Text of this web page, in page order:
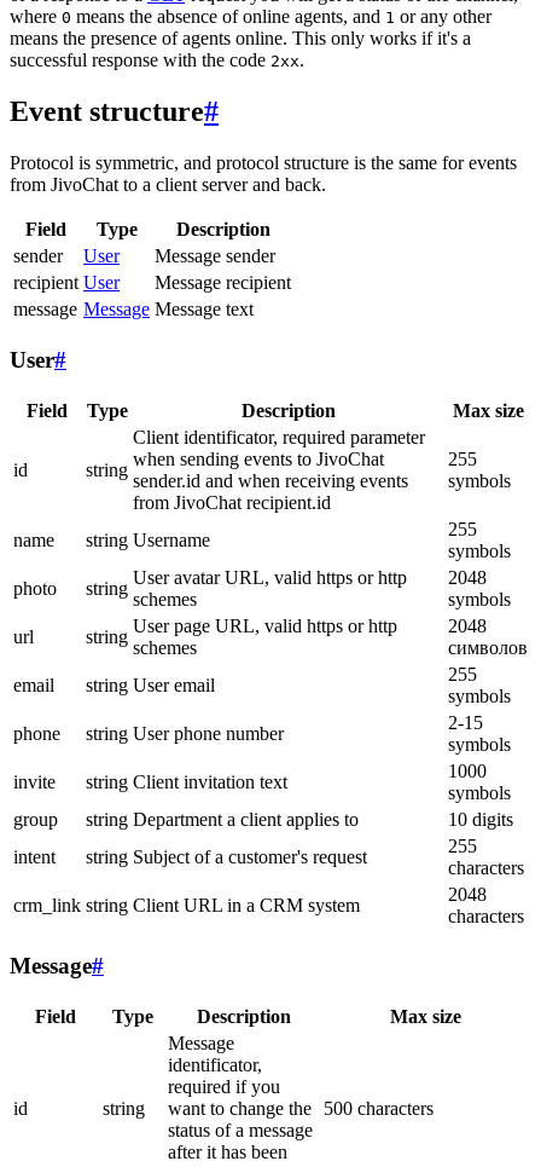
where 0 means the absence of online agents, and 1 or any other
means the presence of agents online. This only works if it's a
successful response with the code 2xx.
Event structure#
Protocol is symmetric, and protocol structure is the same for events
from JivoChat to a client server and back.
Field Type
Description
sender
User
Message sender
recipient User
Message recipient
message Message Message text
User#
Field Type Description Max size
id string
Client identificator, required parameter
when sending events to JivoChat
sender.id and when receiving events
from JivoChat recipient.id
255
symbols
name string Username
255
symbols
photo
string
User avatar URL, valid https or http
schemes
2048
symbols
url
string
User page URL, valid https or http
schemes
2048
символов
email
string User email
255
symbols
phone
string User phone number
2-15
symbols
invite
string Client invitation text
1000
symbols
group
string Department a client applies to
10 digits
intent
string Subject of a customer's request
255
characters
crm_link string Client URL in a CRM system
2048
characters
Message#
Field Type Description Max size
id string
Message
identificator,
required if you
want to change the
status of a message
after it has been
500 characters